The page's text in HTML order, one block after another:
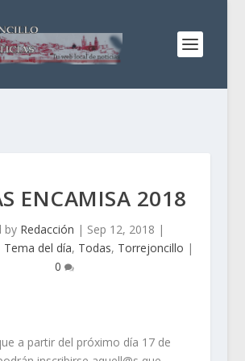
ENCAMISA 2018
by Redacción | Sep 12, 2018 |
Tema del día, Todas, Torrejoncillo |
0
a partir del próximo día 17 de